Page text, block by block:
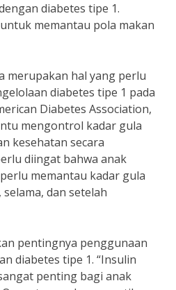
diabetes tipe 1.
memantau pola makan
merupakan hal yang perlu
diabetes tipe 1 pada
Diabetes Association,
mengontrol kadar gula
kesehatan secara
diingat bahwa anak
memantau kadar gula
dan setelah
pentingnya penggunaan
diabetes tipe 1. “Insulin
penting bagi anak